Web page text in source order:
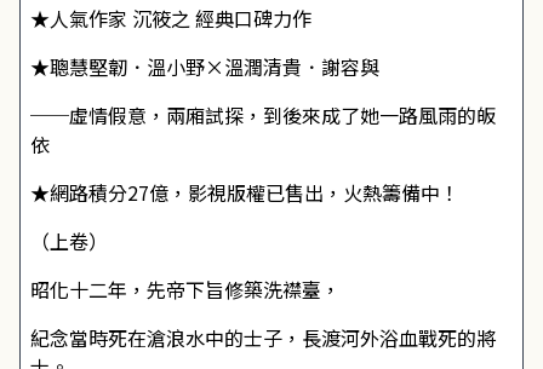
★人氣作家 沉筱之 經典口碑力作
★聰慧堅韌．溫小野×溫潤清貴．謝容與
──虛情假意，兩廂試探，到後來成了她一路風雨的皈
依
★網路積分27億，影視版權已售出，火熱籌備中！
（上卷）
昭化十二年，先帝下旨修築洗襟臺，
紀念當時死在滄浪水中的士子，長渡河外浴血戰死的將